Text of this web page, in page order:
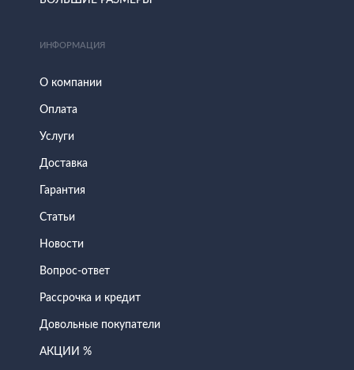
ИНФОРМАЦИЯ
О компании
Оплата
Услуги
Доставка
Гарантия
Статьи
Новости
Вопрос-ответ
Рассрочка и кредит
Довольные покупатели
АКЦИИ %